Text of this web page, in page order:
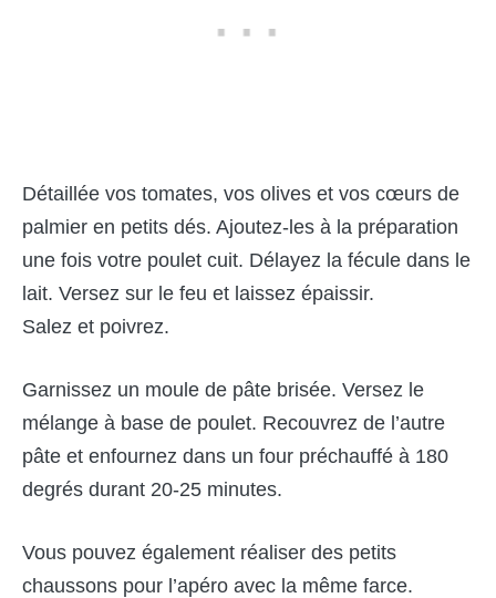
Détaillée vos tomates, vos olives et vos cœurs de
palmier en petits dés. Ajoutez-les à la préparation
une fois votre poulet cuit. Délayez la fécule dans le
lait. Versez sur le feu et laissez épaissir.
Salez et poivrez.
Garnissez un moule de pâte brisée. Versez le
mélange à base de poulet. Recouvrez de l’autre
pâte et enfournez dans un four préchauffé à 180
degrés durant 20-25 minutes.
Vous pouvez également réaliser des petits
chaussons pour l’apéro avec la même farce.